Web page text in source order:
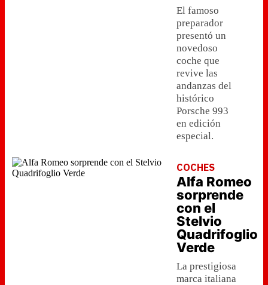
El famoso
preparador
presentó un
novedoso
coche que
revive las
andanzas del
histórico
Porsche 993
en edición
especial.
COCHES
Alfa Romeo
sorprende
con el
Stelvio
Quadrifoglio
Verde
La prestigiosa
marca italiana